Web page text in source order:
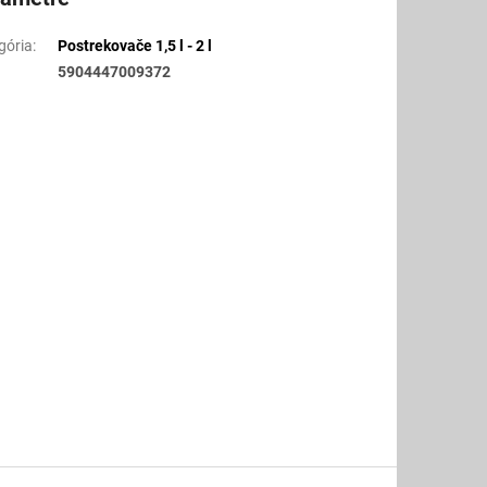
:
Postrekovače 1,5 l - 2 l
5904447009372